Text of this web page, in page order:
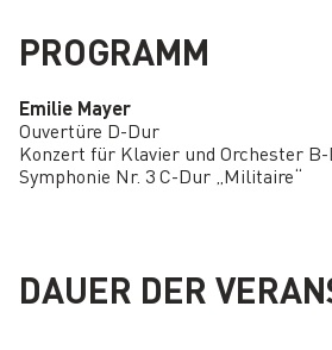
PROGRAMM
Emilie Mayer
Ouvertüre D-Dur
Konzert für Klavier und Orchester
Symphonie Nr. 3 C-Dur „Militaire“
DAUER DER